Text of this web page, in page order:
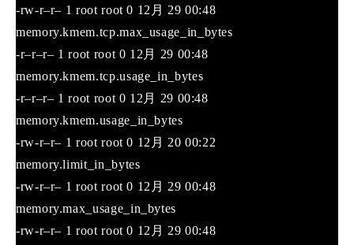
-rw-r–r– 1 root root 0 12月 29 00:48
memory.kmem.tcp.max_usage_in_bytes
-r–r–r– 1 root root 0 12月 29 00:48
memory.kmem.tcp.usage_in_bytes
-r–r–r– 1 root root 0 12月 29 00:48
memory.kmem.usage_in_bytes
-rw-r–r– 1 root root 0 12月 20 00:22
memory.limit_in_bytes
-rw-r–r– 1 root root 0 12月 29 00:48
memory.max_usage_in_bytes
-rw-r–r– 1 root root 0 12月 29 00:48